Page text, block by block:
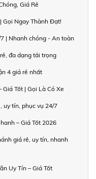
Giá Rẻ
Gọi Ngay Thành Đạt!
| Nhanh chóng - An toàn
đa dạng tải trọng
4 giá rẻ nhất
Tốt | Gọi Là Có Xe
uy tín, phục vụ 24/7
– Giá Tốt 2026
giá rẻ, uy tín, nhanh
Uy Tín – Giá Tốt